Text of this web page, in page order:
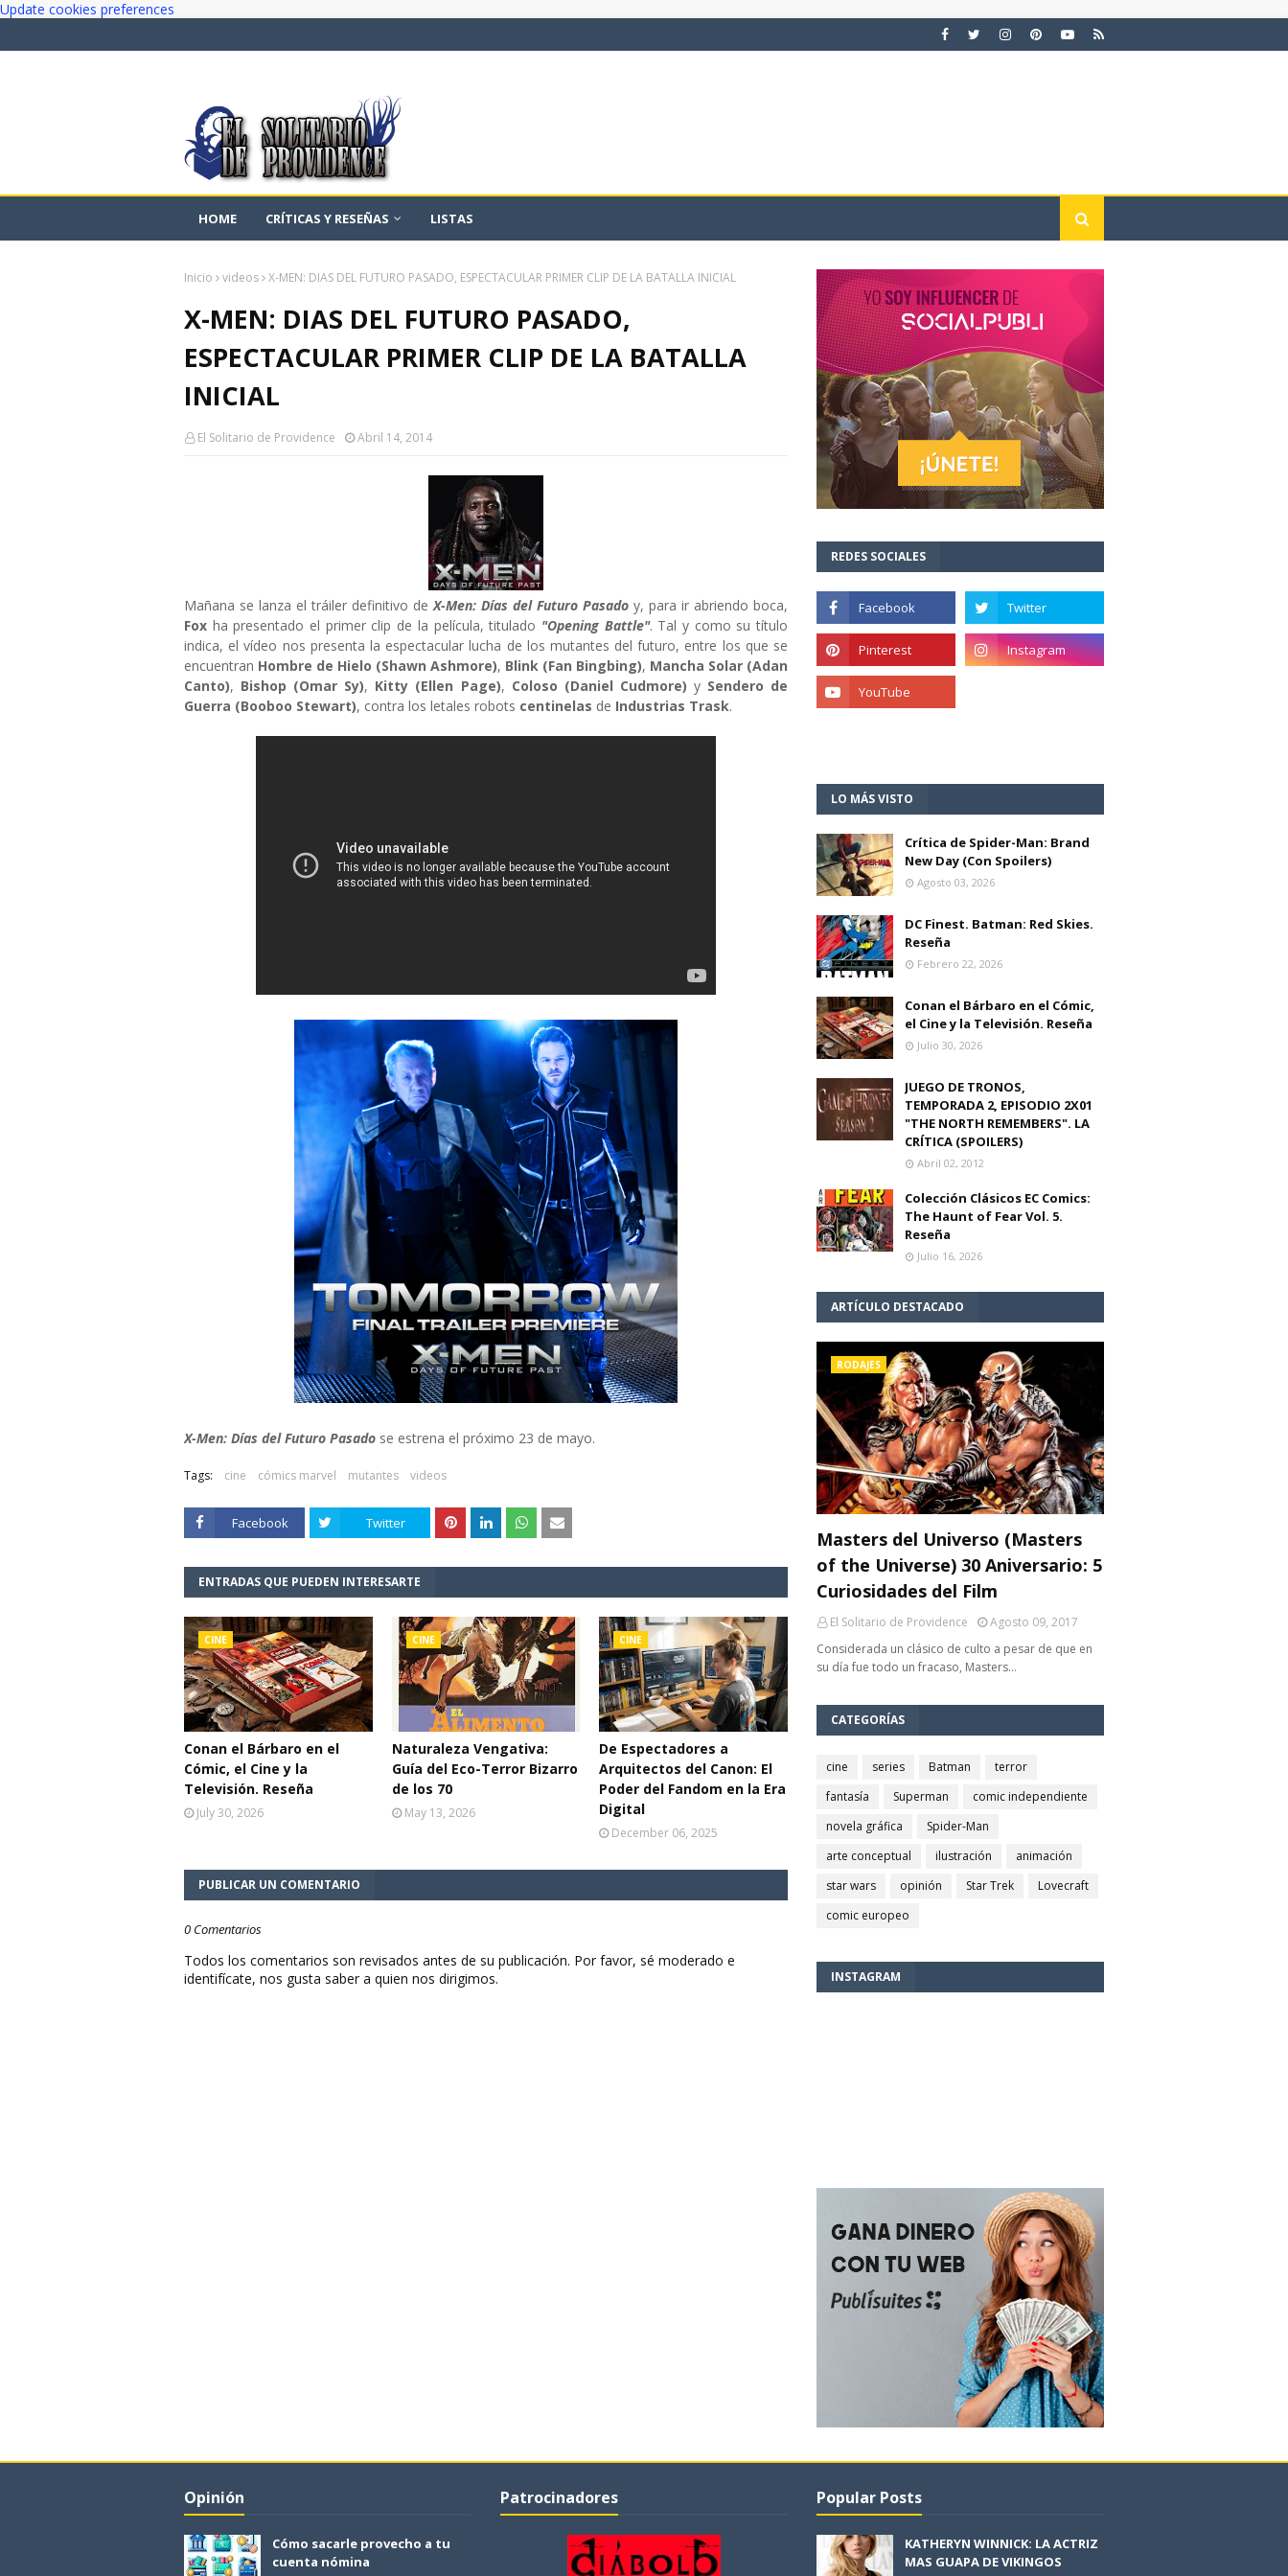
Update cookies preferences
HOME CRÍTICAS Y RESEÑAS LISTAS
Inicio videos X-MEN: DIAS DEL FUTURO PASADO, ESPECTACULAR PRIMER CLIP DE LA BATALLA INICIAL
X-MEN: DIAS DEL FUTURO PASADO,
ESPECTACULAR PRIMER CLIP DE LA BATALLA
INICIAL
El Solitario de Providence Abril 14, 2014
Mañana se lanza el tráiler definitivo deX-Men: Días del Futuro Pasado y, para ir abriendo boca,
Fox ha presentado el primer clip de la película, titulado "Opening Battle". Tal y como su título
indica, el vídeo nos presenta la espectacular lucha de los mutantes del futuro, entre los que se
encuentran Hombre de Hielo (Shawn Ashmore), Blink (Fan Bingbing), Mancha Solar (Adan
Canto), Bishop (Omar Sy), Kitty (Ellen Page), Coloso (Daniel Cudmore) y Sendero de
Guerra (Booboo Stewart), contra los letales robots centinelas de Industrias Trask.
X-Men: Días del Futuro Pasado se estrena el próximo 23 de mayo.
Tags: cine cómics marvel mutantes videos
Facebook Twitter
ENTRADAS QUE PUEDEN INTERESARTE
CINE
Conan el Bárbaro en el
Cómic, el Cine y la
Televisión. Reseña
July 30, 2026
CINE
Naturaleza Vengativa:
Guía del Eco-Terror Bizarro
de los 70
May 13, 2026
CINE
De Espectadores a
Arquitectos del Canon: El
Poder del Fandom en la Era
Digital
December 06, 2025
PUBLICAR UN COMENTARIO
0 Comentarios
Todos los comentarios son revisados antes de su publicación. Por favor, sé moderado e
identifícate, nos gusta saber a quien nos dirigimos.
REDES SOCIALES
LO MÁS VISTO
Crítica de Spider-Man: Brand
New Day (Con Spoilers)
Agosto 03, 2026
DC Finest. Batman: Red Skies.
Reseña
Febrero 22, 2026
Conan el Bárbaro en el Cómic,
el Cine y la Televisión. Reseña
Julio 30, 2026
JUEGO DE TRONOS,
TEMPORADA 2, EPISODIO 2X01
"THE NORTH REMEMBERS". LA
CRÍTICA (SPOILERS)
Abril 02, 2012
Colección Clásicos EC Comics:
The Haunt of Fear Vol. 5.
Reseña
Julio 16, 2026
ARTÍCULO DESTACADO
RODAJES
Masters del Universo (Masters
of the Universe) 30 Aniversario: 5
Curiosidades del Film
El Solitario de Providence
Agosto 09, 2017
Considerada un clásico de culto a pesar de que en
su día fue todo un fracaso, Masters…
CATEGORÍAS
cine series Batman
terror
fantasía
Superman
comic independiente
novela gráfica
Spider-Man
arte conceptual
ilustración
animación
star wars
opinión Star Trek
Lovecraft
comic europeo
INSTAGRAM
Opinión
Cómo sacarle provecho a tu
cuenta nómina
Patrocinadores Popular Posts
KATHERYN WINNICK: LA ACTRIZ
MAS GUAPA DE VIKINGOS